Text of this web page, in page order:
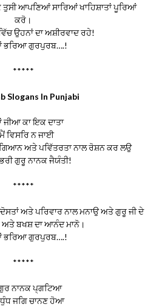
ਤੁਸੀ ਆਪਣਿਆਂ ਸਾਰਿਆਂ ਖਾਹਿਸ਼ਾਤਾਂ ਪੂਰਿਆਂ
ਕਰੋ।
ਉਹਨਾਂ ਦਾ ਅਸ਼ੀਰਵਾਦ ਰਹੇ!
ਭਰਿਆ ਗੁਰਪੁਰਬ….!
*****
Slogans In Punjabi
ਜੀਆ ਕਾ ਇਕ ਦਾਤਾ
ਵਿਸਰਿ ਨ ਜਾਈ
ਅਤੇ ਪਵਿੱਤਰਤਾ ਨਾਲ ਰੋਸ਼ਨ ਕਰ ਲਉ
ਗੁਰੂ ਨਾਨਕ ਜੈਯੰਤੀ!
*****
ਅਤੇ ਪਰਿਵਾਰ ਨਾਲ ਮਨਾਉ ਅਤੇ ਗੁਰੂ ਜੀ ਦੇ
ਬਖਸ਼ ਦਾ ਆਨੰਦ ਮਾਨੋ।
ਭਰਿਆ ਗੁਰਪੁਰਬ….!
*****
ਨਾਨਕ ਪ੍ਗਟਿਆ
ਧੁੰਧ ਜਗਿ ਚਾਨਣ ਹੋਆ